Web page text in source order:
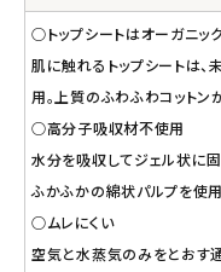
○トップシートはオーガニッ
肌に触れるトップシートは、
用。上質のふわふわコットン
○高分子吸収材不使用
水分を吸収してジェル状に
ふかふかの綿状パルプを使用
○ムレにくい
空気と水蒸気のみをとおす